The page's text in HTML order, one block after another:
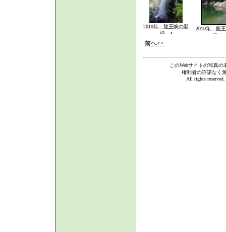
2010年 龍王峡の新
緑 4
2010年 龍
緑 3
前へ<<
このWebサイトの写真の
権利者の許諾なく
All rights